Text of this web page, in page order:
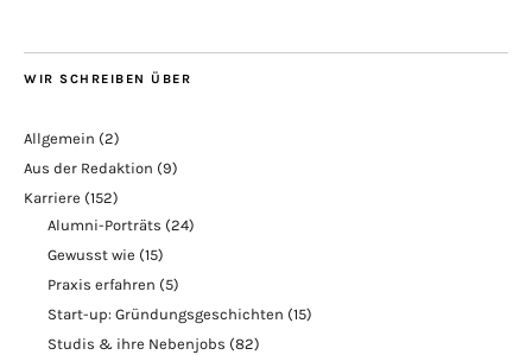
WIR SCHREIBEN ÜBER
Allgemein (2)
Aus der Redaktion (9)
Karriere (152)
Alumni-Porträts (24)
Gewusst wie (15)
Praxis erfahren (5)
Start-up: Gründungsgeschichten (15)
Studis & ihre Nebenjobs (82)